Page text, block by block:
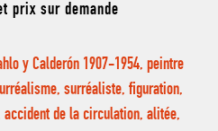
prix sur demande
y Calderón 1907-1954, peintre
surréaliste, figuration,
de la circulation, alitée,